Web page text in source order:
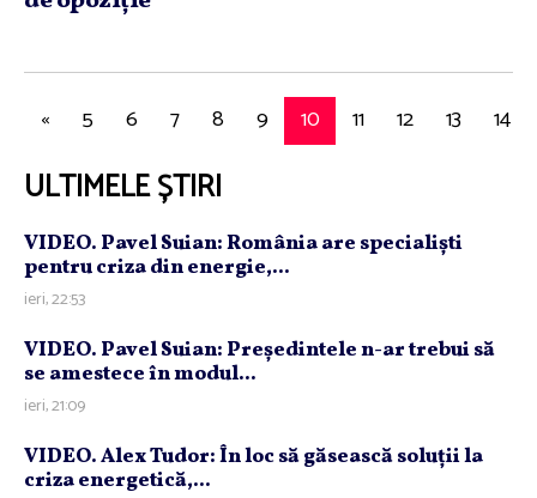
« 5 6 7 8 9 10 11 12 13 14
ULTIMELE ȘTIRI
VIDEO. Pavel Suian: România are specialişti
pentru criza din energie,...
ieri, 22:53
VIDEO. Pavel Suian: Preşedintele n-ar trebui să
se amestece în modul...
ieri, 21:09
VIDEO. Alex Tudor: În loc să găsească soluţii la
criza energetică,...